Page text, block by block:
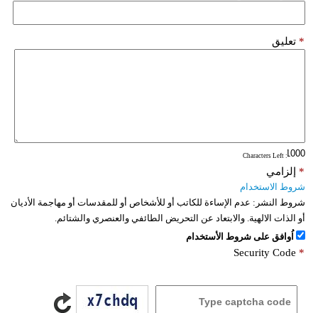
تعليق *
: Characters Left
إلزامي *
شروط الاستخدام
شروط النشر: عدم الإساءة للكاتب أو للأشخاص أو للمقدسات أو مهاجمة الأديان
أو الذات الالهية. والابتعاد عن التحريض الطائفي والعنصري والشتائم.
اُوافق على شروط الأستخدام
Security Code *